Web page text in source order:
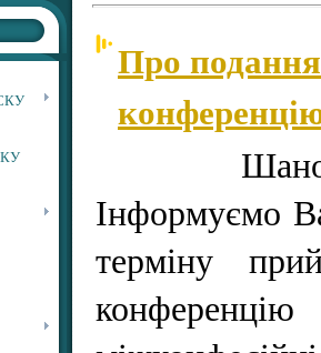
Про
Інформуємо
терміну